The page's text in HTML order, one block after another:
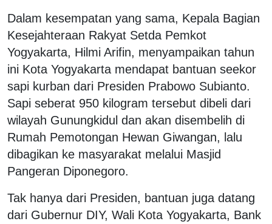
Dalam kesempatan yang sama, Kepala Bagian
Kesejahteraan Rakyat Setda Pemkot
Yogyakarta, Hilmi Arifin, menyampaikan tahun
ini Kota Yogyakarta mendapat bantuan seekor
sapi kurban dari Presiden Prabowo Subianto.
Sapi seberat 950 kilogram tersebut dibeli dari
wilayah Gunungkidul dan akan disembelih di
Rumah Pemotongan Hewan Giwangan, lalu
dibagikan ke masyarakat melalui Masjid
Pangeran Diponegoro.
Tak hanya dari Presiden, bantuan juga datang
dari Gubernur DIY, Wali Kota Yogyakarta, Bank